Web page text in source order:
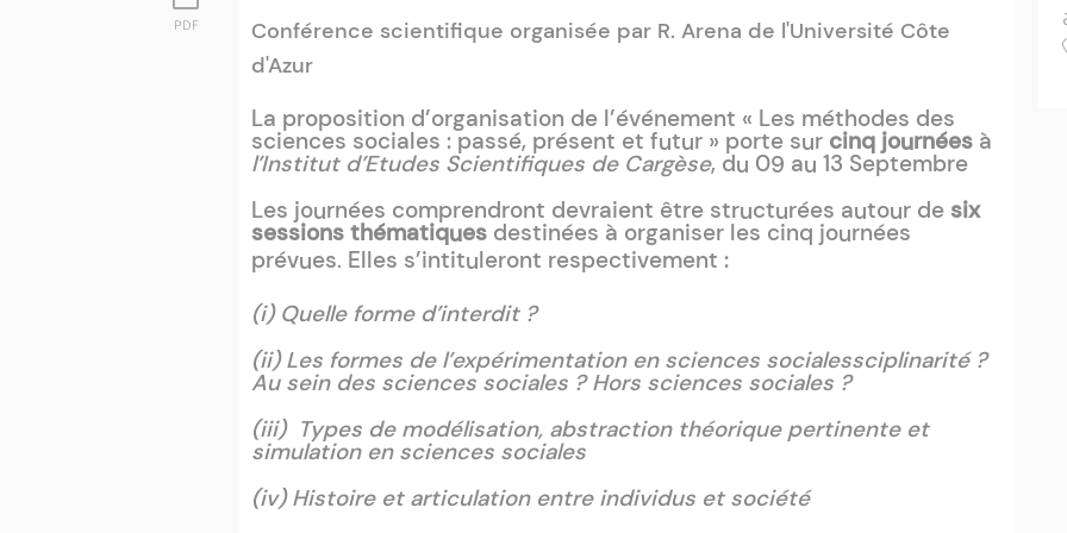
PDF
Conférence scientifique organisée par R. Arena de l'Université Côte
d'Azur
La proposition d’organisation de l’événement « Les méthodes des
sciences sociales : passé, présent et futur » porte sur cinq journées à
l’Institut d’Etudes Scientifiques de Cargèse, du 09 au 13 Septembre
Les journées comprendront devraient être structurées autour de six
sessions thématiquesdestinées à organiser les cinq journées
prévues. Elles s’intituleront respectivement :
(i) Quelle forme d’interdit ?
(ii) Les formes de l’expérimentation en sciences socialessciplinarité ?
Au sein des sciences sociales ? Hors sciences sociales ?
(iii) Types de modélisation, abstraction théorique pertinente et
simulation en sciences sociales
(iv) Histoire et articulation entre individus et société